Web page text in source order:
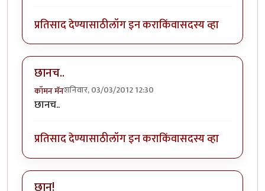
प्रतिसाद देण्यासाठीलॉग इन कराकिंवासदस्य व्हा
छानच..
कॉमन मॅनशनिवार, 03/03/2012 12:30
छानच..
प्रतिसाद देण्यासाठीलॉग इन कराकिंवासदस्य व्हा